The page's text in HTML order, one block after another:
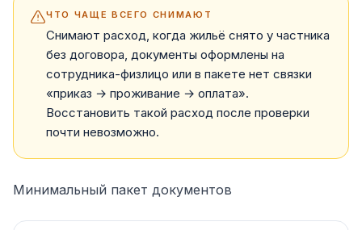
ЧТО ЧАЩЕ ВСЕГО СНИМАЮТ
Снимают расход, когда жильё снято у частника
без договора, документы оформлены на
сотрудника-физлицо или в пакете нет связки
«приказ → проживание → оплата».
Восстановить такой расход после проверки
почти невозможно.
Минимальный пакет документов